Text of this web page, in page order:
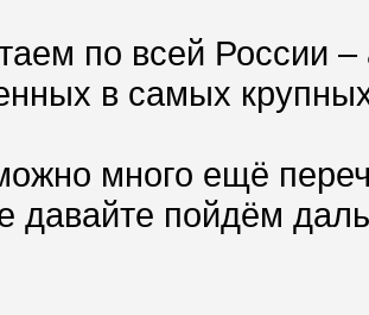
по всей России
в самых
много ещё
давайте пойдём